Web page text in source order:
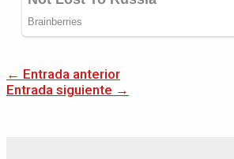
← Entrada anterior
Entrada siguiente →